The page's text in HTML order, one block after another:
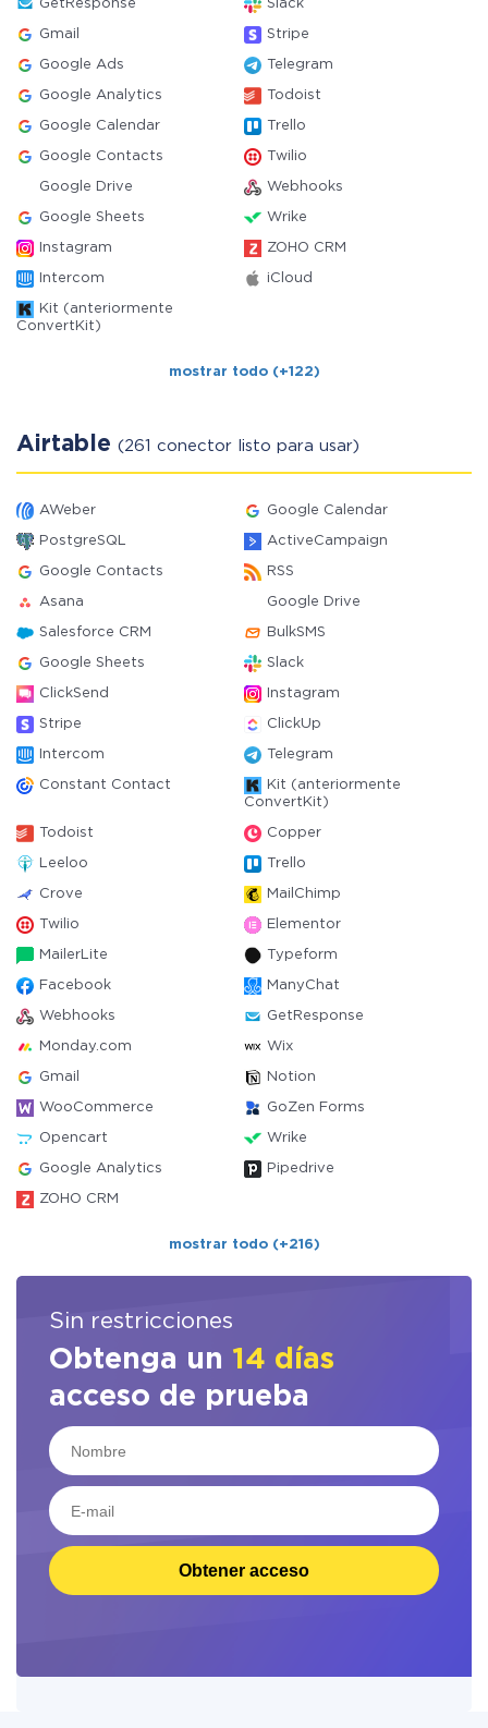
GetResponse Slack
Gmail Stripe
Google Ads Telegram
Google Analytics Todoist
Google Calendar Trello
Google Contacts Twilio
Google Drive Webhooks
Google Sheets Wrike
Instagram ZOHO CRM
Intercom iCloud
Kit (anteriormente
ConvertKit)
mostrar todo (+122)
Airtable (261 conector listo para usar)
AWeber Google Calendar
PostgreSQL ActiveCampaign
Google Contacts RSS
Asana Google Drive
Salesforce CRM BulkSMS
Google Sheets Slack
ClickSend Instagram
Stripe ClickUp
Intercom Telegram
Constant Contact
Kit (anteriormente
ConvertKit)
Todoist Copper
Leeloo Trello
Crove MailChimp
Twilio Elementor
MailerLite Typeform
Facebook ManyChat
Webhooks GetResponse
Monday.com Wix
Gmail Notion
WooCommerce GoZen Forms
Opencart Wrike
Google Analytics Pipedrive
ZOHO CRM
mostrar todo (+216)
Sin restricciones
Obtenga un 14 días
acceso de prueba
Obtener acceso